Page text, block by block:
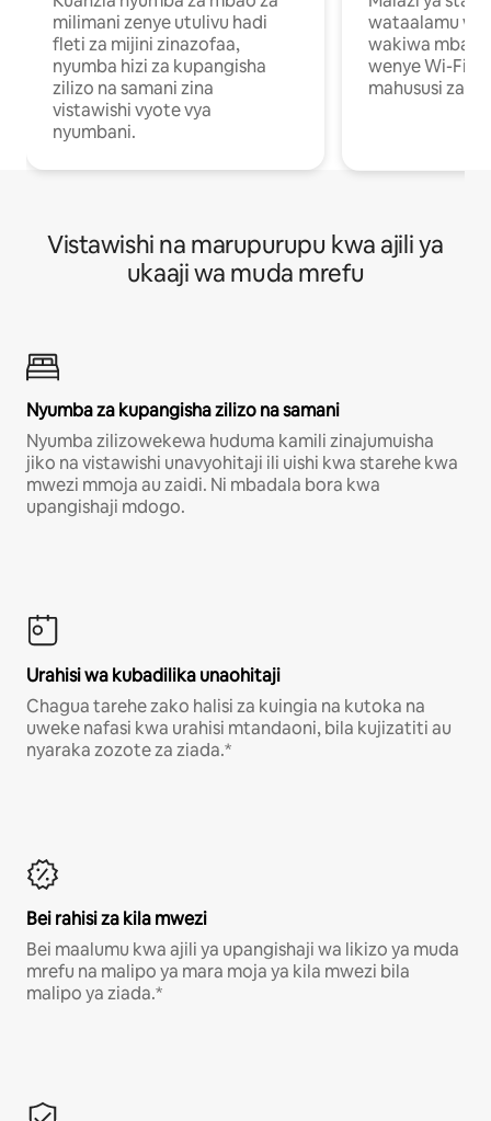
milimani zenye utulivu hadi
fleti za mijini zinazofaa,
nyumba hizi za kupangisha
zilizo na samani zina
vistawishi vyote vya
nyumbani.
wataalamu
wakiwa mbali
wenye Wi-Fi
mahususi za
Vistawishi na marupurupu kwa ajili ya
ukaaji wa muda mrefu
Nyumba za kupangisha zilizo na samani
Nyumba zilizowekewa huduma kamili zinajumuisha
jiko na vistawishi unavyohitaji ili uishi kwa starehe kwa
mwezi mmoja au zaidi. Ni mbadala bora kwa
upangishaji mdogo.
Urahisi wa kubadilika unaohitaji
Chagua tarehe zako halisi za kuingia na kutoka na
uweke nafasi kwa urahisi mtandaoni, bila kujizatiti au
nyaraka zozote za ziada.*
Bei rahisi za kila mwezi
Bei maalumu kwa ajili ya upangishaji wa likizo ya muda
mrefu na malipo ya mara moja ya kila mwezi bila
malipo ya ziada.*